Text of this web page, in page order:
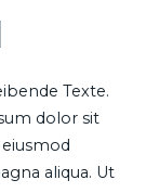
Texte.
dolor sit
aliqua. Ut